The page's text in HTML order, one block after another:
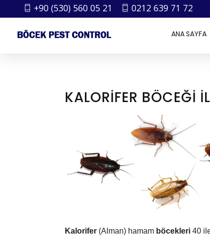
+90 (530) 560 05 21 0212 639 71 72
ANA SAYFA
KALORIFER BÖCEĞI
Kalorifer (Alman) hamam böcekleri 40